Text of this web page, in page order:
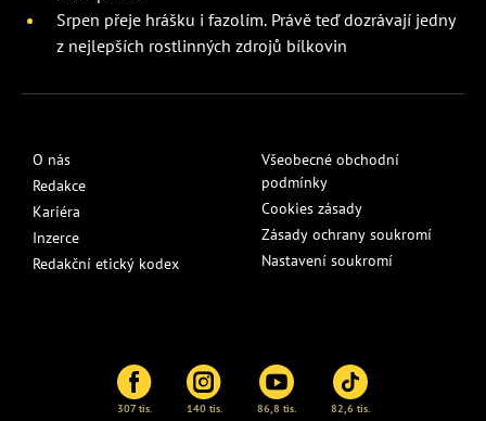
Srpen přeje hrášku i fazolím. Právě teď dozrávají jedny
z nejlepších rostlinných zdrojů bílkovin
O nás
Redakce
Kariéra
Inzerce
Redakční etický kodex
Všeobecné obchodní
podmínky
Cookies zásady
Zásady ochrany soukromí
Nastavení soukromí
307 tis. 140 tis. 86,8 tis. 82,6 tis.